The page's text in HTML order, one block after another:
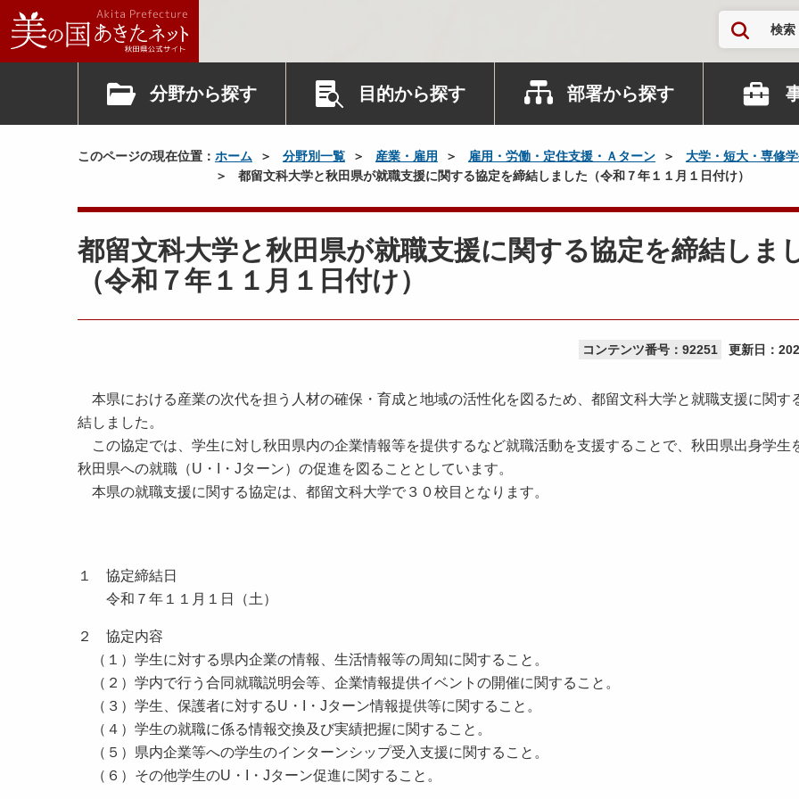
検索
分野から探す 目的から探す 部署から探す
このページの現在位置： ホーム 分野別一覧 産業・雇用 雇用・労働・定住支援・Ａターン
大学・短大・専修
都留文科大学と秋田県が就職支援に関する協定を締結しました（令和７年１１月１日付け）
都留文科大学と秋田県が就職支援に関する協定を締結しま
（令和７年１１月１日付け）
コンテンツ番号：92251 更新日：
本県における産業の次代を担う人材の確保・育成と地域の活性化を図るため、都留文科大学と就職支援に関す
結しました。
この協定では、学生に対し秋田県内の企業情報等を提供するなど就職活動を支援することで、秋田県出身学生
秋田県への就職（U・I・Jターン）の促進を図ることとしています。
本県の就職支援に関する協定は、都留文科大学で３０校目となります。
１ 協定締結日
令和７年１１月１日（土）
２ 協定内容
（１）学生に対する県内企業の情報、生活情報等の周知に関すること。
（２）学内で行う合同就職説明会等、企業情報提供イベントの開催に関すること。
（３）学生、保護者に対するU・I・Jターン情報提供等に関すること。
（４）学生の就職に係る情報交換及び実績把握に関すること。
（５）県内企業等への学生のインターンシップ受入支援に関すること。
（６）その他学生のU・I・Jターン促進に関すること。